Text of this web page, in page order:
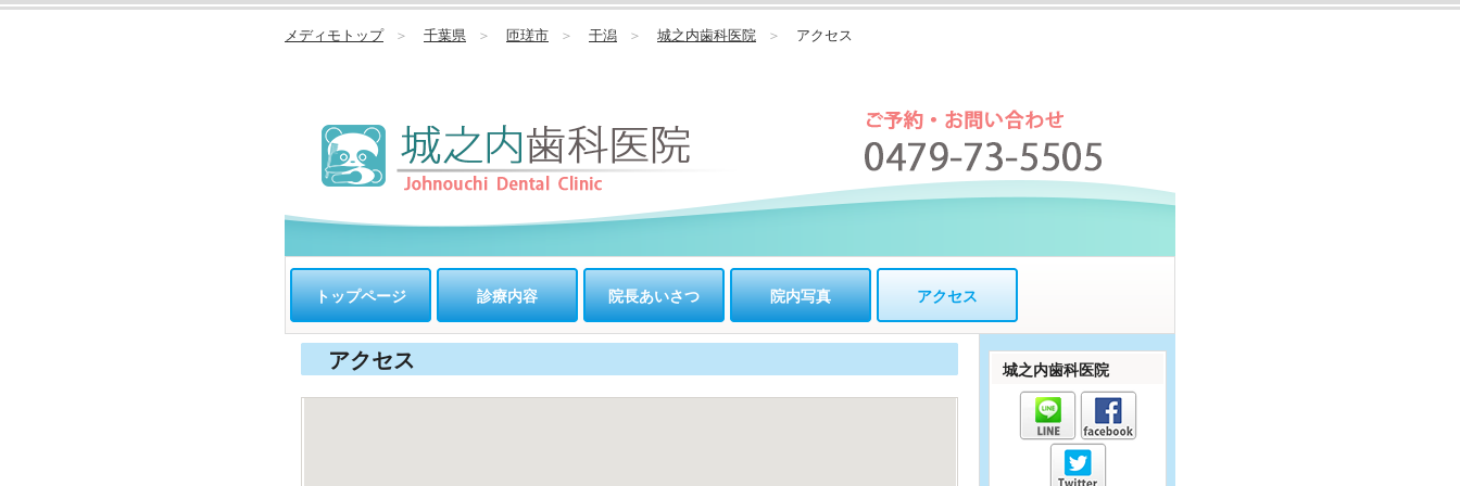
メディモトップ ＞ 千葉県 ＞ 匝瑳市 ＞ 干潟 ＞ 城之内歯科医院 ＞ アクセス
トップページ 診療内容 院長あいさつ 院内写真 アクセス
アクセス 城之内歯科医院